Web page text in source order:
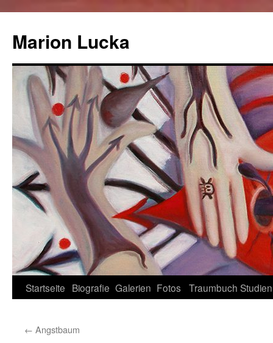
Marion Lucka
Zum
springen
Startseite Biografie Galerien Fotos Traumbuch Studien
← Angstbaum